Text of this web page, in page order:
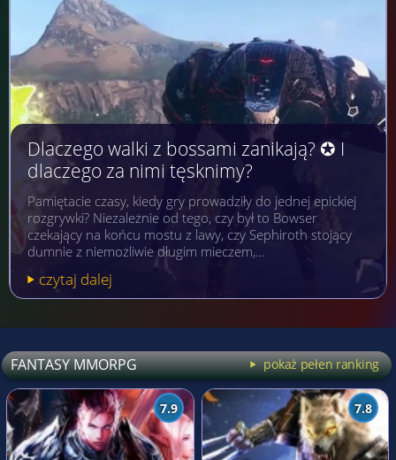
Dlaczego walki z bossami zanikają? ✪ I
dlaczego za nimi tęsknimy?
Pamiętacie czasy, kiedy gry prowadziły do jednej epickiej
rozgrywki? Niezależnie od tego, czy był to Bowser
czekający na końcu mostu z lawy, czy Sephiroth stojący
dumnie z niemożliwie długim mieczem,…
czytaj dalej
FANTASY MMORPG pokaż pełen ranking
7.9 7.8